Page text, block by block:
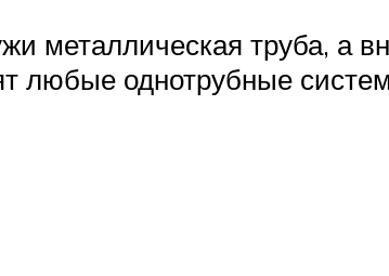
металлическая труба, а
любые однотрубные